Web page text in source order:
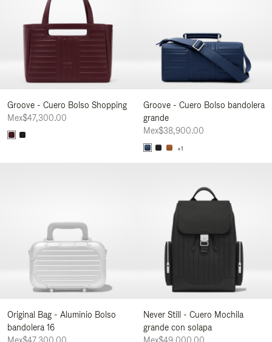
Groove - Cuero Bolso Shopping
Mex$47,300.00
Groove - Cuero Bolso bandolera
grande
Mex$38,900.00
+1
Original Bag - Aluminio Bolso
bandolera 16
Never Still - Cuero Mochila
grande con solapa